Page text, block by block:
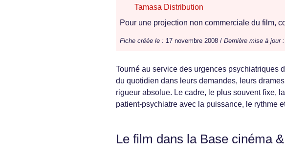
Tamasa Distribution
Pour une projection non commerciale du film,
Fiche créée le : 17 novembre 2008 / Dernière mise à jour :
Tourné au service des urgences psychiatriques
du quotidien dans leurs demandes, leurs
rigueur absolue. Le cadre, le plus souvent fixe,
patient-psychiatre avec la puissance, le rythme
Le film dans la Base cinéma